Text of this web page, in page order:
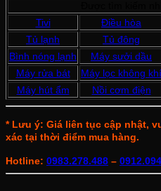
Tivi
Điều hòa
Tủ lạnh
Tủ đông
Bình nóng lạnh
Máy sưởi dầu
Máy rửa bát
Máy lọc không khí
Máy hút ẩm
Nồi cơm điện
* Lưu ý: Giá liên tục cập nhật,
xác tại thời điểm mua hàng.
Hotline: 0983.278.488 –